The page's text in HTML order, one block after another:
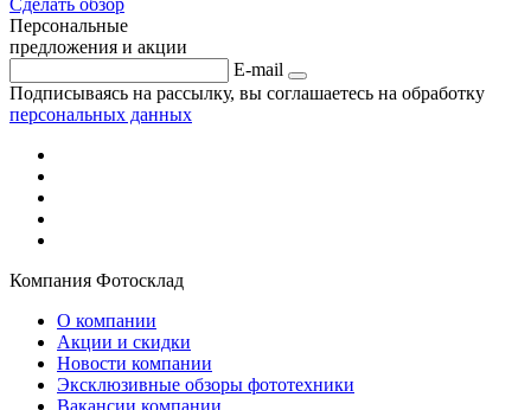
Персональные
предложения и акции
E-mail
Подписываясь на рассылку, вы соглашаетесь на обработку
персональных данных
Компания Фотосклад
О компании
Акции и скидки
Новости компании
Эксклюзивные обзоры фототехники
Вакансии компании